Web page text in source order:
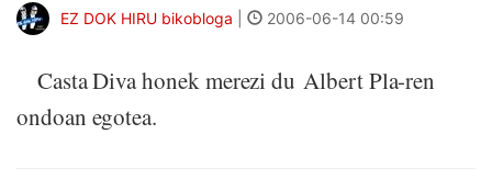
EZ DOK HIRU bikobloga 2006-06-14 00:59
Casta Diva honek merezi du Albert Pla-ren
ondoan egotea.